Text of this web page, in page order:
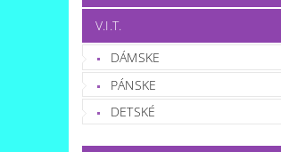
V.I.T.
DÁMSKE
PÁNSKE
DETSKÉ